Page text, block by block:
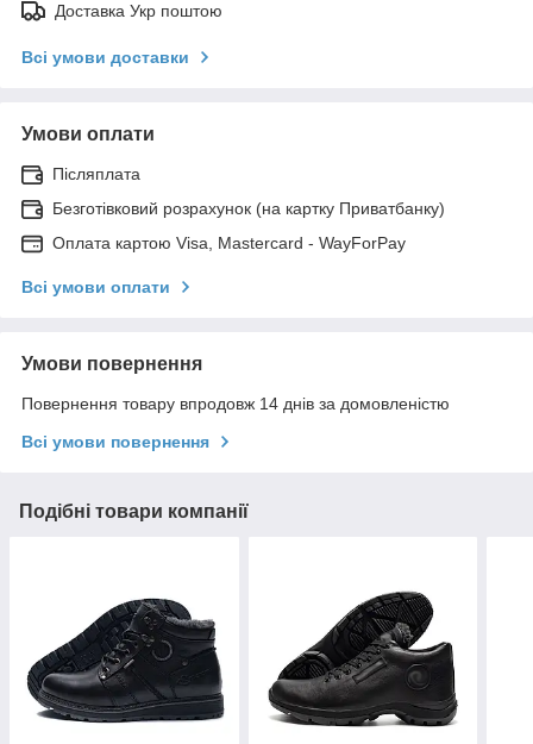
Доставка Укр поштою
Всі умови доставки
Умови оплати
Післяплата
Безготівковий розрахунок (на картку Приватбанку)
Оплата картою Visa, Mastercard - WayForPay
Всі умови оплати
Умови повернення
Повернення товару впродовж 14 днів за домовленістю
Всі умови повернення
Подібні товари компанії